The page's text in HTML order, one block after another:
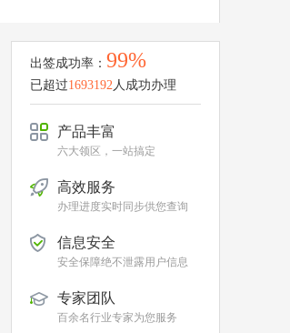
出签成功率： 99%
已超过1693192人成功办理
产品丰富
六大领区，一站搞定
高效服务
办理进度实时同步供您查询
信息安全
安全保障绝不泄露用户信息
专家团队
百余名行业专家为您服务